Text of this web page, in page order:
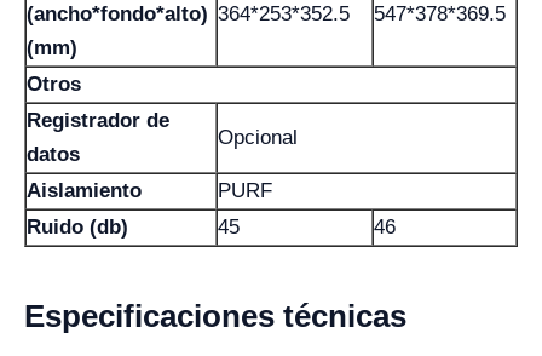
(ancho*fondo*alto)
(mm)
364*253*352.5 547*378*369.5
Otros
Registrador de
datos
Opcional
Aislamiento
PURF
Ruido (db)
45 46
Especificaciones técnicas